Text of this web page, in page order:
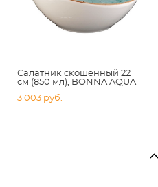
Салатник скошенный 22
см (850 мл), BONNA AQUA
3 003 pуб.